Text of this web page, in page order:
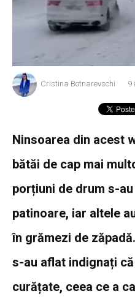
Cristina Botnarevschi 9
Ninsoarea din acest
bătăi de cap mai
porțiuni de drum s-
patinoare, iar altele
în grămezi de
s-au aflat indignați
curățate, ceea ce a